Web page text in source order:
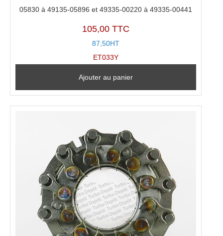
05830 à 49135-05896 et 49335-00220 à 49335-00441
105,00 TTC
87,50HT
ET033Y
Ajouter au panier